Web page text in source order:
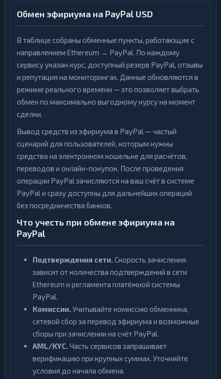
Обмен эфириума на PayPal USD
В таблице собраны обменные пункты, работающие с
направлением Ethereum → PayPal. По каждому
сервису указан курс, доступный резерв PayPal, отзывы
и репутация на мониторингах. Данные обновляются в
режиме реального времени — это позволяет выбрать
обмен по максимально выгодному курсу на момент
сделки.
Вывод средств из эфириума в PayPal — частый
сценарий для пользователей, которым нужны
средства на электронном кошельке для расчётов,
переводов и онлайн-покупок. После проведения
операции PayPal зачисляются на ваш счёт в системе
PayPal и сразу доступны для дальнейших операций
без посредничества банков.
Что учесть при обмене эфириума на
PayPal
Подтверждения сети.Скорость зачисления
зависит от количества подтверждений в сети
Ethereum и регламента платёжной системы
PayPal.
Комиссии.Учитывайте комиссию обменника,
сетевой сбор за перевод эфириума и возможные
сборы при зачислении на счёт PayPal.
AML/KYC.Часть сервисов запрашивает
верификацию при крупных суммах. Уточняйте
условия до начала обмена.